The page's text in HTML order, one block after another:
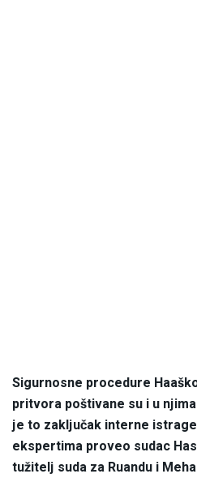
Sigurnosne procedure
pritvora poštivane su i u
je to zaključak interne
ekspertima proveo sudac
tužitelj suda za Ruandu i